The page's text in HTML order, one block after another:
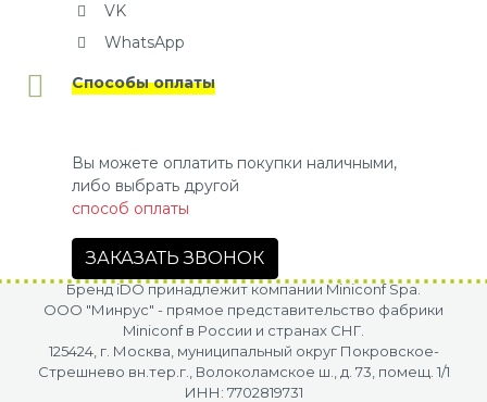
VK
WhatsApp
Способы оплаты
Вы можете оплатить покупки наличными,
либо выбрать другой
способ оплаты
ЗАКАЗАТЬ ЗВОНОК
Бренд iDO принадлежит компании Miniconf Spa.
OOO "Минрус" - прямое представительство фабрики
Miniconf в России и странах СНГ.
125424, г. Москва, муниципальный округ Покровское-
Стрешнево вн.тер.г., Волоколамское ш., д. 73, помещ. 1/1
ИНН: 7702819731